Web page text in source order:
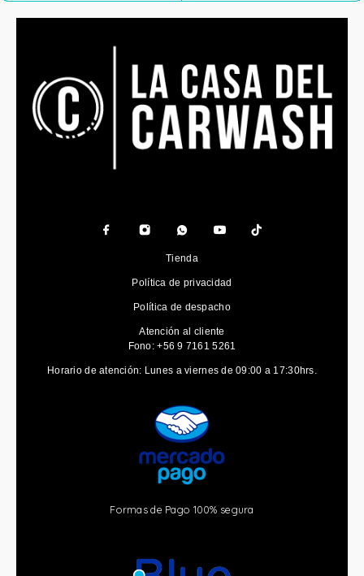
Tienda
Política de privacidad
Política de despacho
Atención al cliente
Fono: +56 9 7161 5261
Horario de atención: Lunes a viernes de 09:00 a 17:30hrs.
Formas de Pago 100% segura